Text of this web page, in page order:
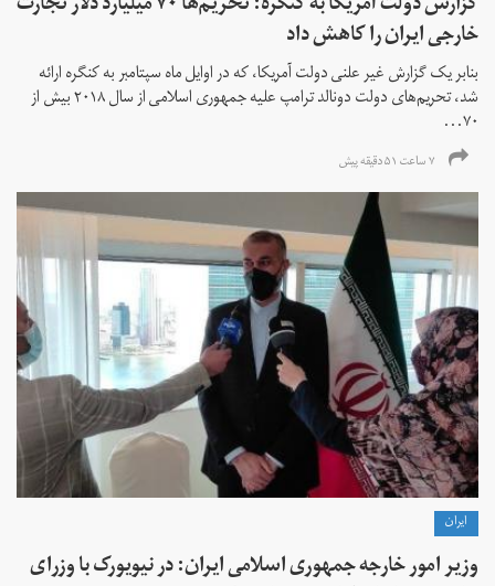
خارجی ایران را کاهش داد
بنابر یک گزارش غیر علنی دولت آمریکا، که در اوایل ماه سپتامبر به کنگره ارائه
شد، تحریم‌های دولت دونالد ترامپ علیه جمهوری اسلامی از سال ۲۰۱۸ بیش از
۷۰...
۷ ساعت ۵۱ دقیقه پیش
ايران
وزیر امور خارجه جمهوری اسلامی ایران: در نیویورک با وزرای